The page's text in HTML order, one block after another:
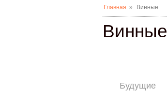
Главная » Винные
Винные
Будущие